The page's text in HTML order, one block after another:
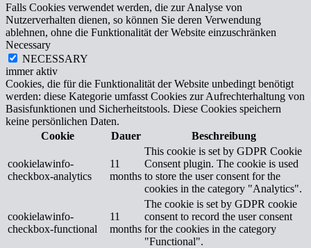
Falls Cookies verwendet werden, die zur Analyse von
Nutzerverhalten dienen, so können Sie deren Verwendung
ablehnen, ohne die Funktionalität der Website einzuschränken
Necessary
NECESSARY
immer aktiv
Cookies, die für die Funktionalität der Website unbedingt benötigt
werden: diese Kategorie umfasst Cookies zur Aufrechterhaltung von
Basisfunktionen und Sicherheitstools. Diese Cookies speichern
keine persönlichen Daten.
Cookie
Dauer Beschreibung
cookielawinfo-
checkbox-analytics
11
months
This cookie is set by GDPR Cookie
Consent plugin. The cookie is used
to store the user consent for the
cookies in the category "Analytics".
cookielawinfo-
checkbox-functional
11
months
The cookie is set by GDPR cookie
consent to record the user consent
for the cookies in the category
"Functional".